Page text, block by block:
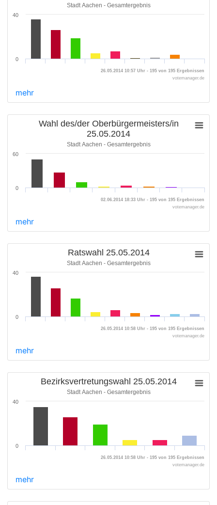
Stadt Aachen - Gesamtergebnis
0
40
26.05.2014 10:57 Uhr - 195 von 195 Ergebnissen
votemanager.de
mehr
Wahl des/der Oberbürgermeisters/in
25.05.2014
Stadt Aachen - Gesamtergebnis
0
60
02.06.2014 18:33 Uhr - 195 von 195 Ergebnissen
votemanager.de
mehr
Ratswahl 25.05.2014
Stadt Aachen - Gesamtergebnis
0
40
26.05.2014 10:58 Uhr - 195 von 195 Ergebnissen
votemanager.de
mehr
Bezirksvertretungswahl 25.05.2014
Stadt Aachen - Gesamtergebnis
0
40
26.05.2014 10:58 Uhr - 195 von 195 Ergebnissen
votemanager.de
mehr